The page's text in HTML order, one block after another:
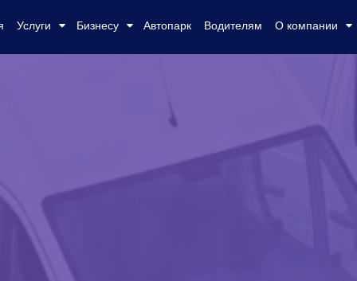
Услуги Бизнесу Автопарк Водителям О компании